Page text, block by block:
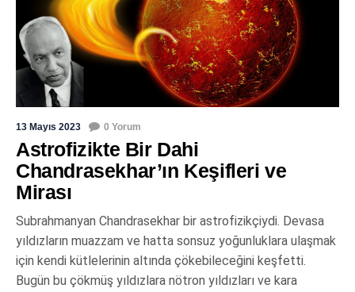
13 Mayıs 2023 0 Yorum
Astrofizikte Bir Dahi
Chandrasekhar’ın Keşifleri ve
Mirası
Subrahmanyan Chandrasekhar bir astrofizikçiydi. Devasa
yıldızların muazzam ve hatta sonsuz yoğunluklara ulaşmak
için kendi kütlelerinin altında çökebileceğini keşfetti.
Bugün bu çökmüş yıldızlara nötron yıldızları ve kara